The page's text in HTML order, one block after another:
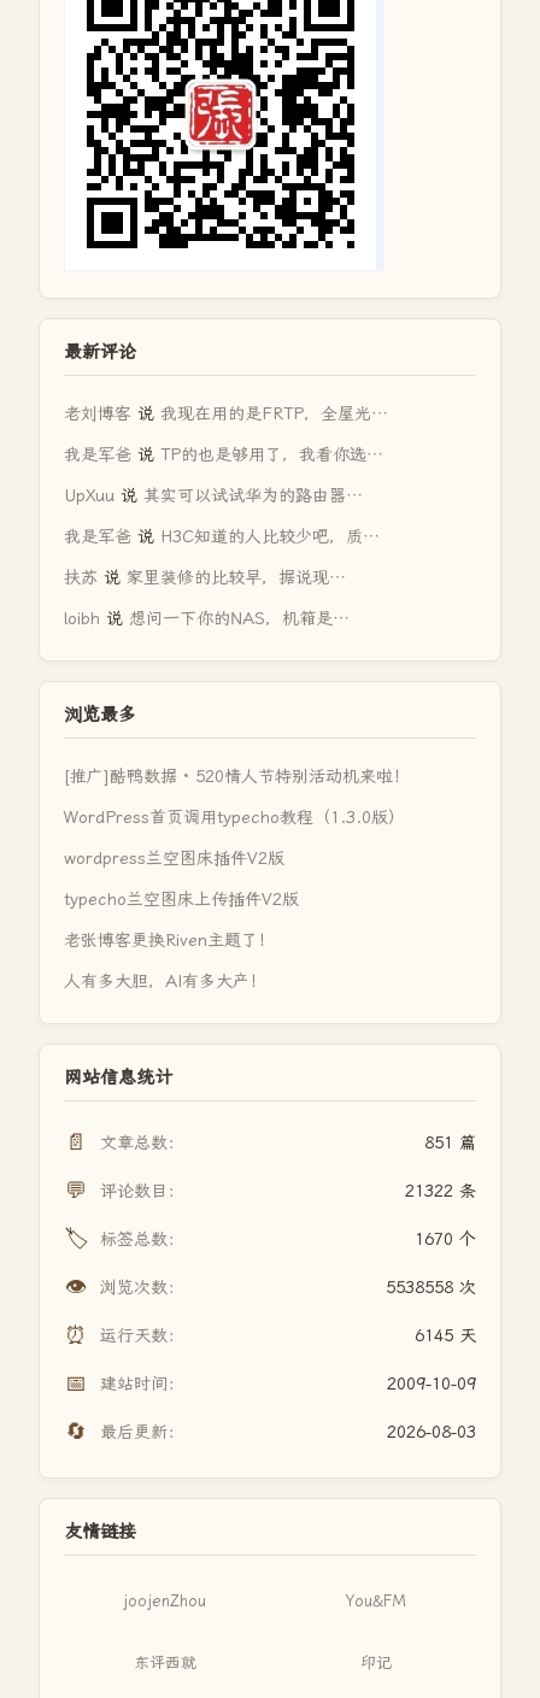
最新评论
老刘博客 说 我现在用的是FRTP，全屋光…
我是军爸 说 TP的也是够用了，我看你选…
UpXuu 说 其实可以试试华为的路由器…
我是军爸 说 H3C知道的人比较少吧，质…
扶苏 说 家里装修的比较早，据说现…
loibh 说 想问一下你的NAS，机箱是…
浏览最多
[推广]酷鸭数据 · 520情人节特别活动机来啦！
WordPress首页调用typecho教程（1.3.0版）
wordpress兰空图床插件V2版
typecho兰空图床上传插件V2版
老张博客更换Riven主题了！
人有多大胆，AI有多大产！
网站信息统计
📄 文章总数： 851 篇
💬 评论数目： 21322 条
🏷️ 标签总数： 1670 个
👁️ 浏览次数： 5538558 次
⏰ 运行天数： 6145 天
📅 建站时间： 2009-10-09
🔄 最后更新： 2026-08-03
友情链接
joojenZhou You&FM
东评西就 印记